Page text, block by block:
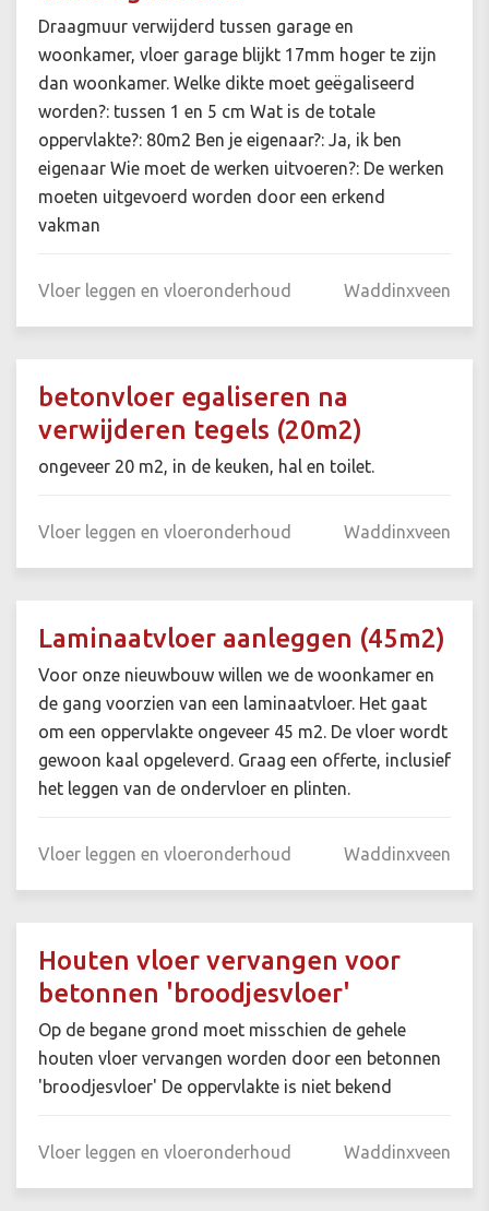
Draagmuur verwijderd tussen garage en
woonkamer, vloer garage blijkt 17mm hoger te zijn
dan woonkamer. Welke dikte moet geëgaliseerd
worden?: tussen 1 en 5 cm Wat is de totale
oppervlakte?: 80m2 Ben je eigenaar?: Ja, ik ben
eigenaar Wie moet de werken uitvoeren?: De werken
moeten uitgevoerd worden door een erkend
vakman
Vloer leggen en vloeronderhoud Waddinxveen
betonvloer egaliseren na
verwijderen tegels (20m2)
ongeveer 20 m2, in de keuken, hal en toilet.
Vloer leggen en vloeronderhoud Waddinxveen
Laminaatvloer aanleggen (45m2)
Voor onze nieuwbouw willen we de woonkamer en
de gang voorzien van een laminaatvloer. Het gaat
om een oppervlakte ongeveer 45 m2. De vloer wordt
gewoon kaal opgeleverd. Graag een offerte, inclusief
het leggen van de ondervloer en plinten.
Vloer leggen en vloeronderhoud Waddinxveen
Houten vloer vervangen voor
betonnen 'broodjesvloer'
Op de begane grond moet misschien de gehele
houten vloer vervangen worden door een betonnen
'broodjesvloer' De oppervlakte is niet bekend
Vloer leggen en vloeronderhoud Waddinxveen